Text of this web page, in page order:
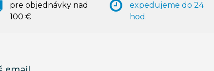
pre objednávky nad
100 €
expedujeme do 24
hod.